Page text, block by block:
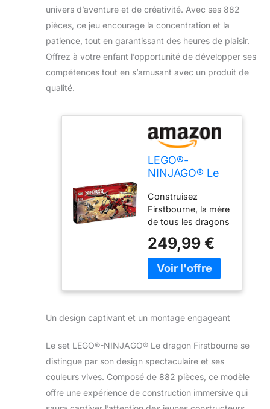
univers d’aventure et de créativité. Avec ses 882
pièces, ce jeu encourage la concentration et la
patience, tout en garantissant des heures de plaisir.
Offrez à votre enfant l’opportunité de développer ses
compétences tout en s’amusant avec un produit de
qualité.
LEGO®-
NINJAGO® Le
Firstbourne Jeu
pour Enfant 9
Ans et Plus,
Briques de
Construction
Garçon et Fille,
882 Pièces
Construisez
Firstbourne, la mère
de tous les dragons
LEGO NINJAGO :
Kai, Cole, Heavy
Metal, Jet Jack,
Ninjago sont
tous les ensembles
de construction
LEGO pour une
construction sans
249,99 €
Un design captivant et un montage engageant
Le set LEGO®-NINJAGO® Le dragon Firstbourne se
distingue par son design spectaculaire et ses
couleurs vives. Composé de 882 pièces, ce modèle
offre une expérience de construction immersive qui